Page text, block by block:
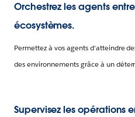
Orchestrez les agents
écosystèmes.
Permettez à vos agents d'atteindre
des environnements grâce à un
Supervisez les opérations